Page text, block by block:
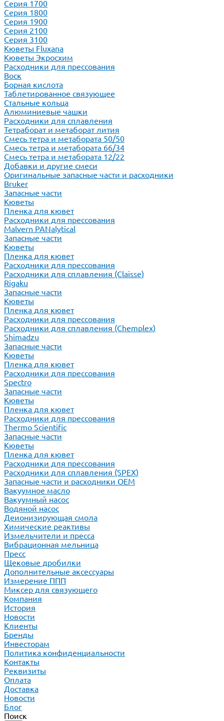
Серия 1700
Серия 1800
Серия 1900
Серия 2100
Серия 3100
Кюветы Fluxana
Кюветы Экросхим
Расходники для прессования
Воск
Борная кислота
Таблетированное связующее
Стальные кольца
Алюминиевые чашки
Расходники для сплавления
Тетраборат и метаборат лития
Смесь тетра и метабората 50/50
Смесь тетра и метабората 66/34
Смесь тетра и метабората 12/22
Добавки и другие смеси
Оригинальные запасные части и расходники
Bruker
Запасные части
Кюветы
Пленка для кювет
Расходники для прессования
Malvern PANalytical
Запасные части
Кюветы
Пленка для кювет
Расходники для прессования
Расходники для сплавления (Claisse)
Rigaku
Запасные части
Кюветы
Пленка для кювет
Расходники для прессования
Расходники для сплавления (Chemplex)
Shimadzu
Запасные части
Кюветы
Пленка для кювет
Расходники для прессования
Spectro
Запасные части
Кюветы
Пленка для кювет
Расходники для прессования
Thermo Scientific
Запасные части
Кюветы
Пленка для кювет
Расходники для прессования
Расходники для сплавления (SPEX)
Запасные части и расходники ОЕМ
Вакуумное масло
Вакуумный насос
Водяной насос
Деионизирующая смола
Химические реактивы
Измельчители и пресса
Вибрационная мельница
Пресс
Щековые дробилки
Дополнительные аксессуары
Измерение ППП
Миксер для связующего
Компания
История
Новости
Клиенты
Бренды
Инвесторам
Политика конфиденциальности
Контакты
Реквизиты
Оплата
Доставка
Новости
Блог
Поиск